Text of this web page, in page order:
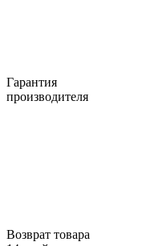
Гарантия
производителя
Возврат товара